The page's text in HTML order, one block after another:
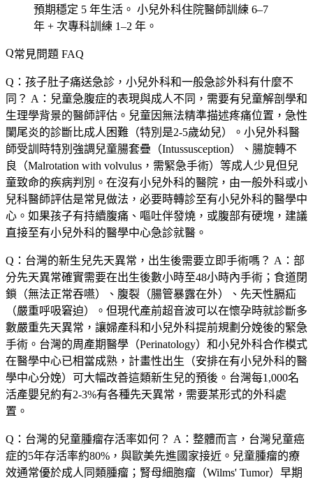
預期穩定 5 年生活。 小兒外科住院醫師訓練 6–7
年 + 次專科訓練 1–2 年。
常見問題 FAQ
Q：孩子肚子痛送急診，小兒外科和一般急診外科有什麼不
同？ A：兒童急腹症的表現與成人不同，需要有兒童解剖學和
生理學背景的醫師評估。兒童因無法精準描述疼痛位置，急性
闌尾炎的診斷比成人困難（特別是2-5歲幼兒）。小兒外科醫
師受訓時特別強調兒童腸套疊（Intussusception）、腸旋轉不
良（Malrotation with volvulus，需緊急手術）等成人少見但兒
童致命的疾病判別。在沒有小兒外科的醫院，由一般外科或小
兒科醫師評估是常見做法，必要時轉診至有小兒外科的醫學中
心。如果孩子有持續腹痛、嘔吐伴發燒，或腹部有硬塊，建議
直接至有小兒外科的醫學中心急診就醫。
Q：台灣的新生兒先天異常，出生後需要立即手術嗎？ A：部
分先天異常確實需要在出生後數小時至48小時內手術；食道閉
鎖（無法正常吞嚥）、腹裂（腸管暴露在外）、先天性膈疝
（嚴重呼吸窘迫）。但現代產前超音波可以在懷孕時就診斷多
數嚴重先天異常，讓婦產科和小兒外科提前規劃分娩後的緊急
手術。台灣的周產期醫學（Perinatology）和小兒外科合作模式
在醫學中心已相當成熟，計畫性出生（安排在有小兒外科的醫
學中心分娩）可大幅改善這類新生兒的預後。台灣每1,000名
活產嬰兒約有2-3%有各種先天異常，需要某形式的外科處
置。
Q：台灣的兒童腫瘤存活率如何？ A：整體而言，台灣兒童癌
症的5年存活率約80%，與歐美先進國家接近。兒童腫瘤的療
效通常優於成人同類腫瘤；腎母細胞瘤（Wilms' Tumor）早期